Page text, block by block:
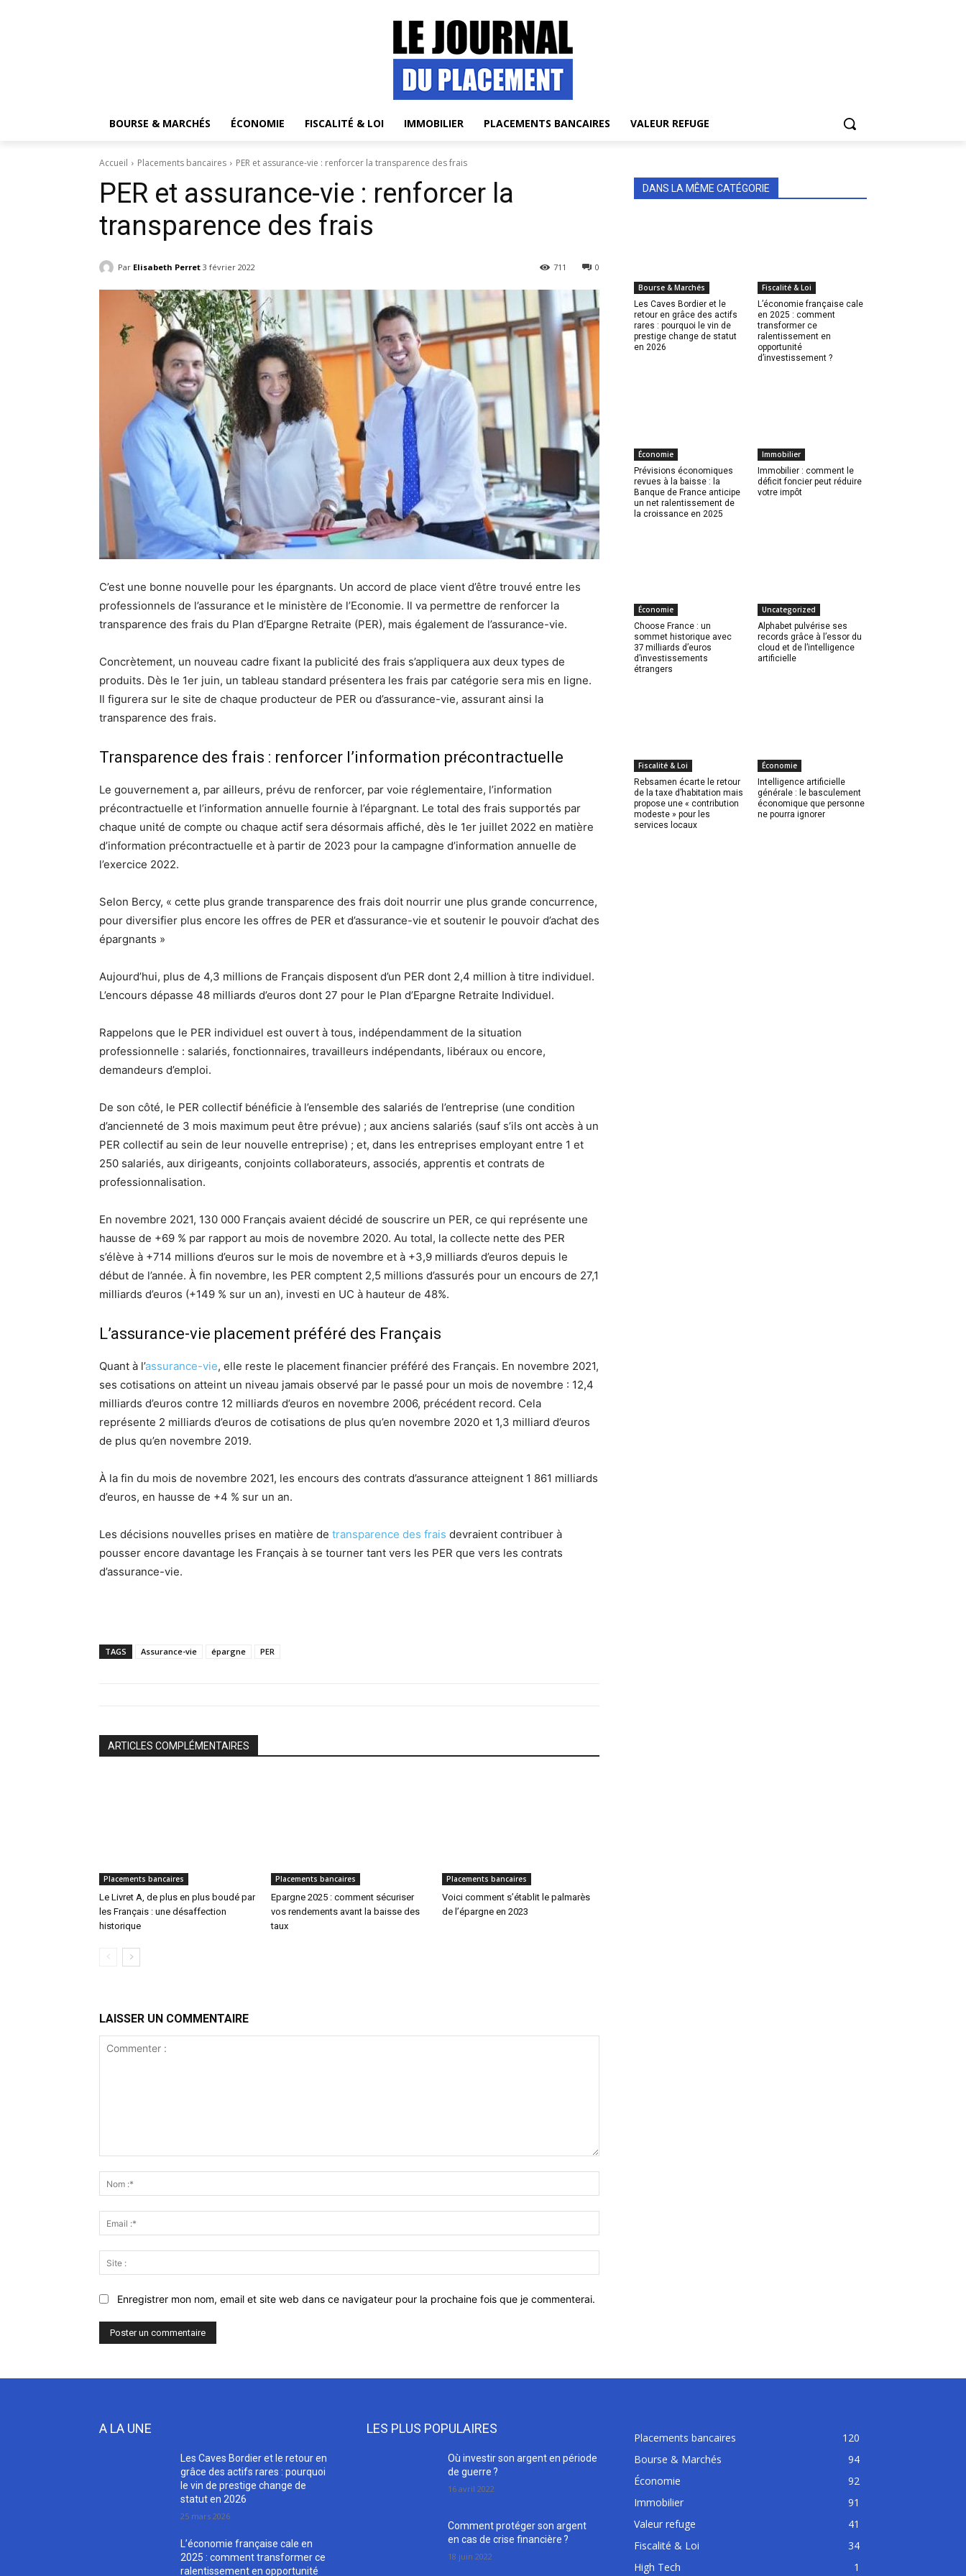
BOURSE & MARCHÉS ÉCONOMIE FISCALITÉ & LOI IMMOBILIER PLACEMENTS BANCAIRES VALEUR REFUGE
Accueil Placements bancaires PER et assurance-vie : renforcer la transparence des frais
PER et assurance-vie : renforcer la
transparence des frais
Par Elisabeth Perret 3 février 2022 0
711
C’est une bonne nouvelle pour les épargnants. Un accord de place vient d’être trouvé entre les
professionnels de l’assurance et le ministère de l’Economie. Il va permettre de renforcer la
transparence des frais du Plan d’Epargne Retraite (PER), mais également de l’assurance-vie.
Concrètement, un nouveau cadre fixant la publicité des frais s’appliquera aux deux types de
produits. Dès le 1er juin, un tableau standard présentera les frais par catégorie sera mis en ligne.
Il figurera sur le site de chaque producteur de PER ou d’assurance-vie, assurant ainsi la
transparence des frais.
Transparence des frais : renforcer l’information précontractuelle
Le gouvernement a, par ailleurs, prévu de renforcer, par voie réglementaire, l’information
précontractuelle et l’information annuelle fournie à l’épargnant. Le total des frais supportés par
chaque unité de compte ou chaque actif sera désormais affiché, dès le 1er juillet 2022 en matière
d’information précontractuelle et à partir de 2023 pour la campagne d’information annuelle de
l’exercice 2022.
Selon Bercy, « cette plus grande transparence des frais doit nourrir une plus grande concurrence,
pour diversifier plus encore les offres de PER et d’assurance-vie et soutenir le pouvoir d’achat des
épargnants »
Aujourd’hui, plus de 4,3 millions de Français disposent d’un PER dont 2,4 million à titre individuel.
L’encours dépasse 48 milliards d’euros dont 27 pour le Plan d’Epargne Retraite Individuel.
Rappelons que le PER individuel est ouvert à tous, indépendamment de la situation
professionnelle : salariés, fonctionnaires, travailleurs indépendants, libéraux ou encore,
demandeurs d’emploi.
De son côté, le PER collectif bénéficie à l’ensemble des salariés de l’entreprise (une condition
d’ancienneté de 3 mois maximum peut être prévue) ; aux anciens salariés (sauf s’ils ont accès à un
PER collectif au sein de leur nouvelle entreprise) ; et, dans les entreprises employant entre 1 et
250 salariés, aux dirigeants, conjoints collaborateurs, associés, apprentis et contrats de
professionnalisation.
En novembre 2021, 130 000 Français avaient décidé de souscrire un PER, ce qui représente une
hausse de +69 % par rapport au mois de novembre 2020. Au total, la collecte nette des PER
s’élève à +714 millions d’euros sur le mois de novembre et à +3,9 milliards d’euros depuis le
début de l’année. À fin novembre, les PER comptent 2,5 millions d’assurés pour un encours de 27,1
milliards d’euros (+149 % sur un an), investi en UC à hauteur de 48%.
L’assurance-vie placement préféré des Français
Quant à l’assurance-vie, elle reste le placement financier préféré des Français. En novembre 2021,
ses cotisations on atteint un niveau jamais observé par le passé pour un mois de novembre : 12,4
milliards d’euros contre 12 milliards d’euros en novembre 2006, précédent record. Cela
représente 2 milliards d’euros de cotisations de plus qu’en novembre 2020 et 1,3 milliard d’euros
de plus qu’en novembre 2019.
À la fin du mois de novembre 2021, les encours des contrats d’assurance atteignent 1 861 milliards
d’euros, en hausse de +4 % sur un an.
Les décisions nouvelles prises en matière de transparence des frais devraient contribuer à
pousser encore davantage les Français à se tourner tant vers les PER que vers les contrats
d’assurance-vie.
TAGS Assurance-vie épargne PER
ARTICLES COMPLÉMENTAIRES
Placements bancaires
Le Livret A, de plus en plus boudé par
les Français : une désaffection
historique
Placements bancaires
Epargne 2025 : comment sécuriser
vos rendements avant la baisse des
taux
Placements bancaires
Voici comment s’établit le palmarès
de l’épargne en 2023
LAISSER UN COMMENTAIRE
:*
:*
:
Enregistrer mon nom, email et site web dans ce navigateur pour la prochaine fois que je commenterai.
DANS LA MÊME CATÉGORIE
Bourse & Marchés
Les Caves Bordier et le
retour en grâce des actifs
rares : pourquoi le vin de
prestige change de statut
en 2026
Fiscalité & Loi
L’économie française cale
en 2025 : comment
transformer ce
ralentissement en
opportunité
d’investissement ?
Économie
Prévisions économiques
revues à la baisse : la
Banque de France anticipe
un net ralentissement de
la croissance en 2025
Immobilier
Immobilier : comment le
déficit foncier peut réduire
votre impôt
Économie
Choose France : un
sommet historique avec
37 milliards d’euros
d’investissements
étrangers
Uncategorized
Alphabet pulvérise ses
records grâce à l’essor du
cloud et de l’intelligence
artificielle
Fiscalité & Loi
Rebsamen écarte le retour
de la taxe d’habitation mais
propose une « contribution
modeste » pour les
services locaux
Économie
Intelligence artificielle
générale : le basculement
économique que personne
ne pourra ignorer
A LA UNE
Les Caves Bordier et le retour en
grâce des actifs rares : pourquoi
le vin de prestige change de
statut en 2026
25 mars 2026
L’économie française cale en
2025 : comment transformer ce
ralentissement en opportunité
LES PLUS POPULAIRES
Où investir son argent en période
de guerre ?
16 avril 2022
Comment protéger son argent
en cas de crise financière ?
18 juin 2022
Placements bancaires
120
Bourse & Marchés
94
Économie
92
Immobilier
91
Valeur refuge
41
Fiscalité & Loi
34
High Tech
1